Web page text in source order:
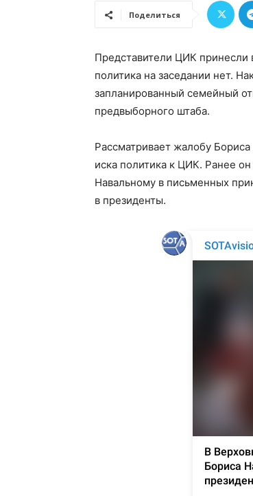
Поделиться
Представители ЦИК принесли
политика на заседании нет.
запланированный семейный
предвыборного штаба.
Рассматривает жалобу
иска политика к ЦИК. Ранее
Навальному в письменных
в президенты.